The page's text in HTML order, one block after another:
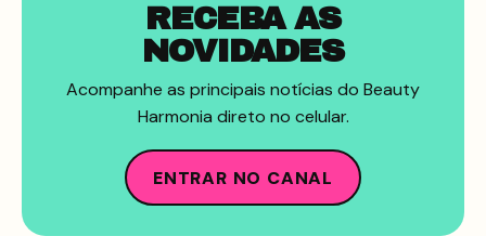
RECEBA AS
NOVIDADES
Acompanhe as principais notícias do Beauty
Harmonia direto no celular.
ENTRAR NO CANAL